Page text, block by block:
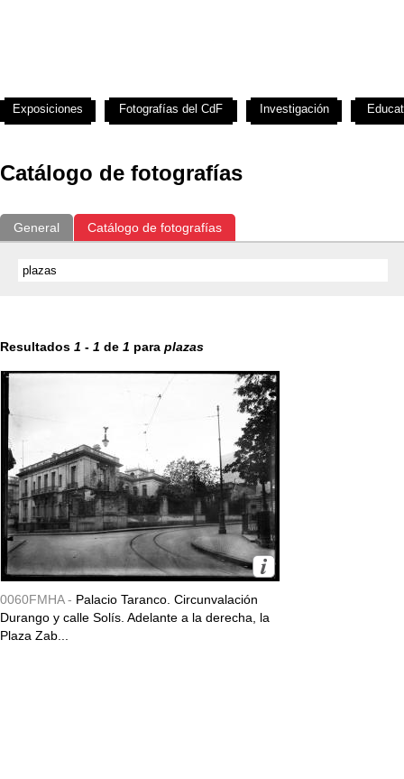
Catálogo de fotografías
General Catálogo de fotografías
Resultados 1 - 1 de 1 para plazas
0060FMHA - Palacio Taranco. Circunvalación
Durango y calle Solís. Adelante a la derecha, la
Plaza Zab...
Exposiciones Fotografías del CdF Investigación